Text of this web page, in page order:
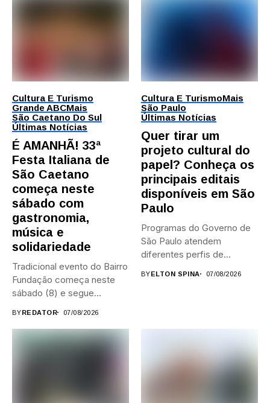
Cultura E Turismo
Grande ABCMais
São Caetano Do Sul
Últimas Notícias
É AMANHÃ! 33ª
Festa Italiana de
São Caetano
começa neste
sábado com
gastronomia,
música e
solidariedade
Tradicional evento do Bairro
Fundação começa neste
sábado (8) e segue
BYREDATOR 07/08/2026
Cultura E TurismoMais
São Paulo
Últimas Notícias
Quer tirar um
projeto cultural do
papel? Conheça os
principais editais
disponíveis em São
Paulo
Programas do Governo de
São Paulo atendem
diferentes perfis de
BYELTON SPINA 07/08/2026